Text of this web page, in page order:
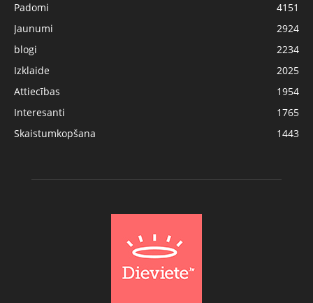
Padomi
4151
Jaunumi
2924
blogi
2234
Izklaide
2025
Attiecības
1954
Interesanti
1765
Skaistumkopšana
1443